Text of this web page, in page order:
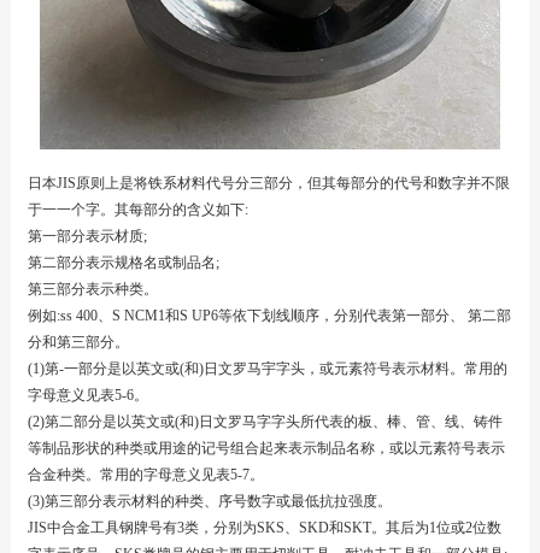
日本JIS原则上是将铁系材料代号分三部分，但其每部分的代号和数字并不限
于一一个字。其每部分的含义如下:
第一部分表示材质;
第二部分表示规格名或制品名;
第三部分表示种类。
例如:ss 400、S NCM1和S UP6等依下划线顺序，分别代表第一部分、 第二部
分和第三部分。
(1)第-一部分是以英文或(和)日文罗马宇字头，或元素符号表示材料。常用的
字母意义见表5-6。
(2)第二部分是以英文或(和)日文罗马字字头所代表的板、棒、管、线、铸件
等制品形状的种类或用途的记号组合起来表示制品名称，或以元素符号表示
合金种类。常用的字母意义见表5-7。
(3)第三部分表示材料的种类、序号数字或最低抗拉强度。
JIS中合金工具钢牌号有3类，分别为SKS、SKD和SKT。其后为1位或2位数